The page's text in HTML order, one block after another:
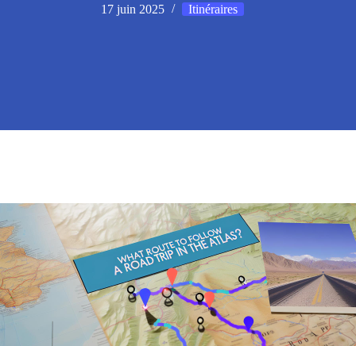
17 juin 2025 Itinéraires